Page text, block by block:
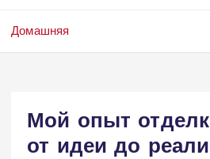
Домашняя
Мой опыт
от идеи до